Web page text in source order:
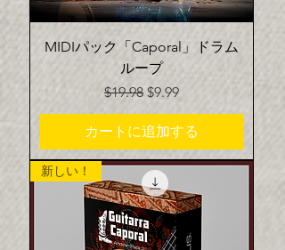
MIDIパック「Caporal」ドラム
ループ
通常価格
$19.98 セール価格
$9.99
カートに追加する
新しい！